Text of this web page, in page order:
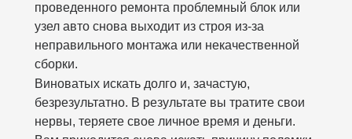
проведенного ремонта проблемный блок или
узел авто снова выходит из строя из-за
неправильного монтажа или некачественной
сборки.
Виноватых искать долго и, зачастую,
безрезультатно. В результате вы тратите свои
нервы, теряете свое личное время и деньги.